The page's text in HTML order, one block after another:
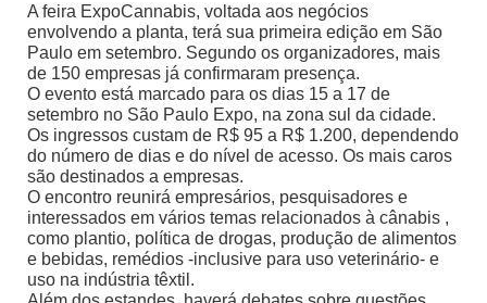
A feira ExpoCannabis, voltada aos negócios
envolvendo a planta, terá sua primeira edição em São
Paulo em setembro. Segundo os organizadores, mais
de 150 empresas já confirmaram presença.
O evento está marcado para os dias 15 a 17 de
setembro no São Paulo Expo, na zona sul da cidade.
Os ingressos custam de R$ 95 a R$ 1.200, dependendo
do número de dias e do nível de acesso. Os mais caros
são destinados a empresas.
O encontro reunirá empresários, pesquisadores e
interessados em vários temas relacionados à cânabis ,
como plantio, política de drogas, produção de alimentos
e bebidas, remédios -inclusive para uso veterinário- e
uso na indústria têxtil.